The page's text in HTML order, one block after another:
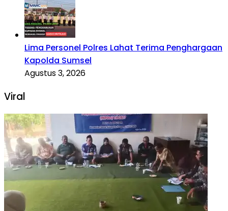
Lima Personel Polres Lahat Terima Penghargaan
Kapolda Sumsel
Agustus 3, 2026
Viral